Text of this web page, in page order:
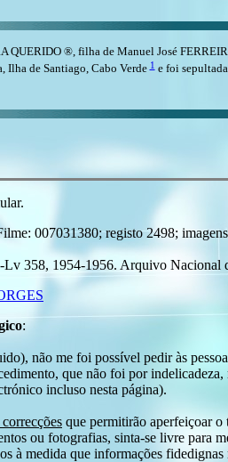
QUERIDO ®, filha de Manuel José
Ilha de Santiago, Cabo Verde1e foi
007031380; registo 2498;
358, 1954-1956. Arquivo Nacional
:
não me foi possível pedir às
que não foi por
incluso nesta página).
que permitirão aperfeiçoar o
ou fotografias, sinta-se livre para
à medida que informações